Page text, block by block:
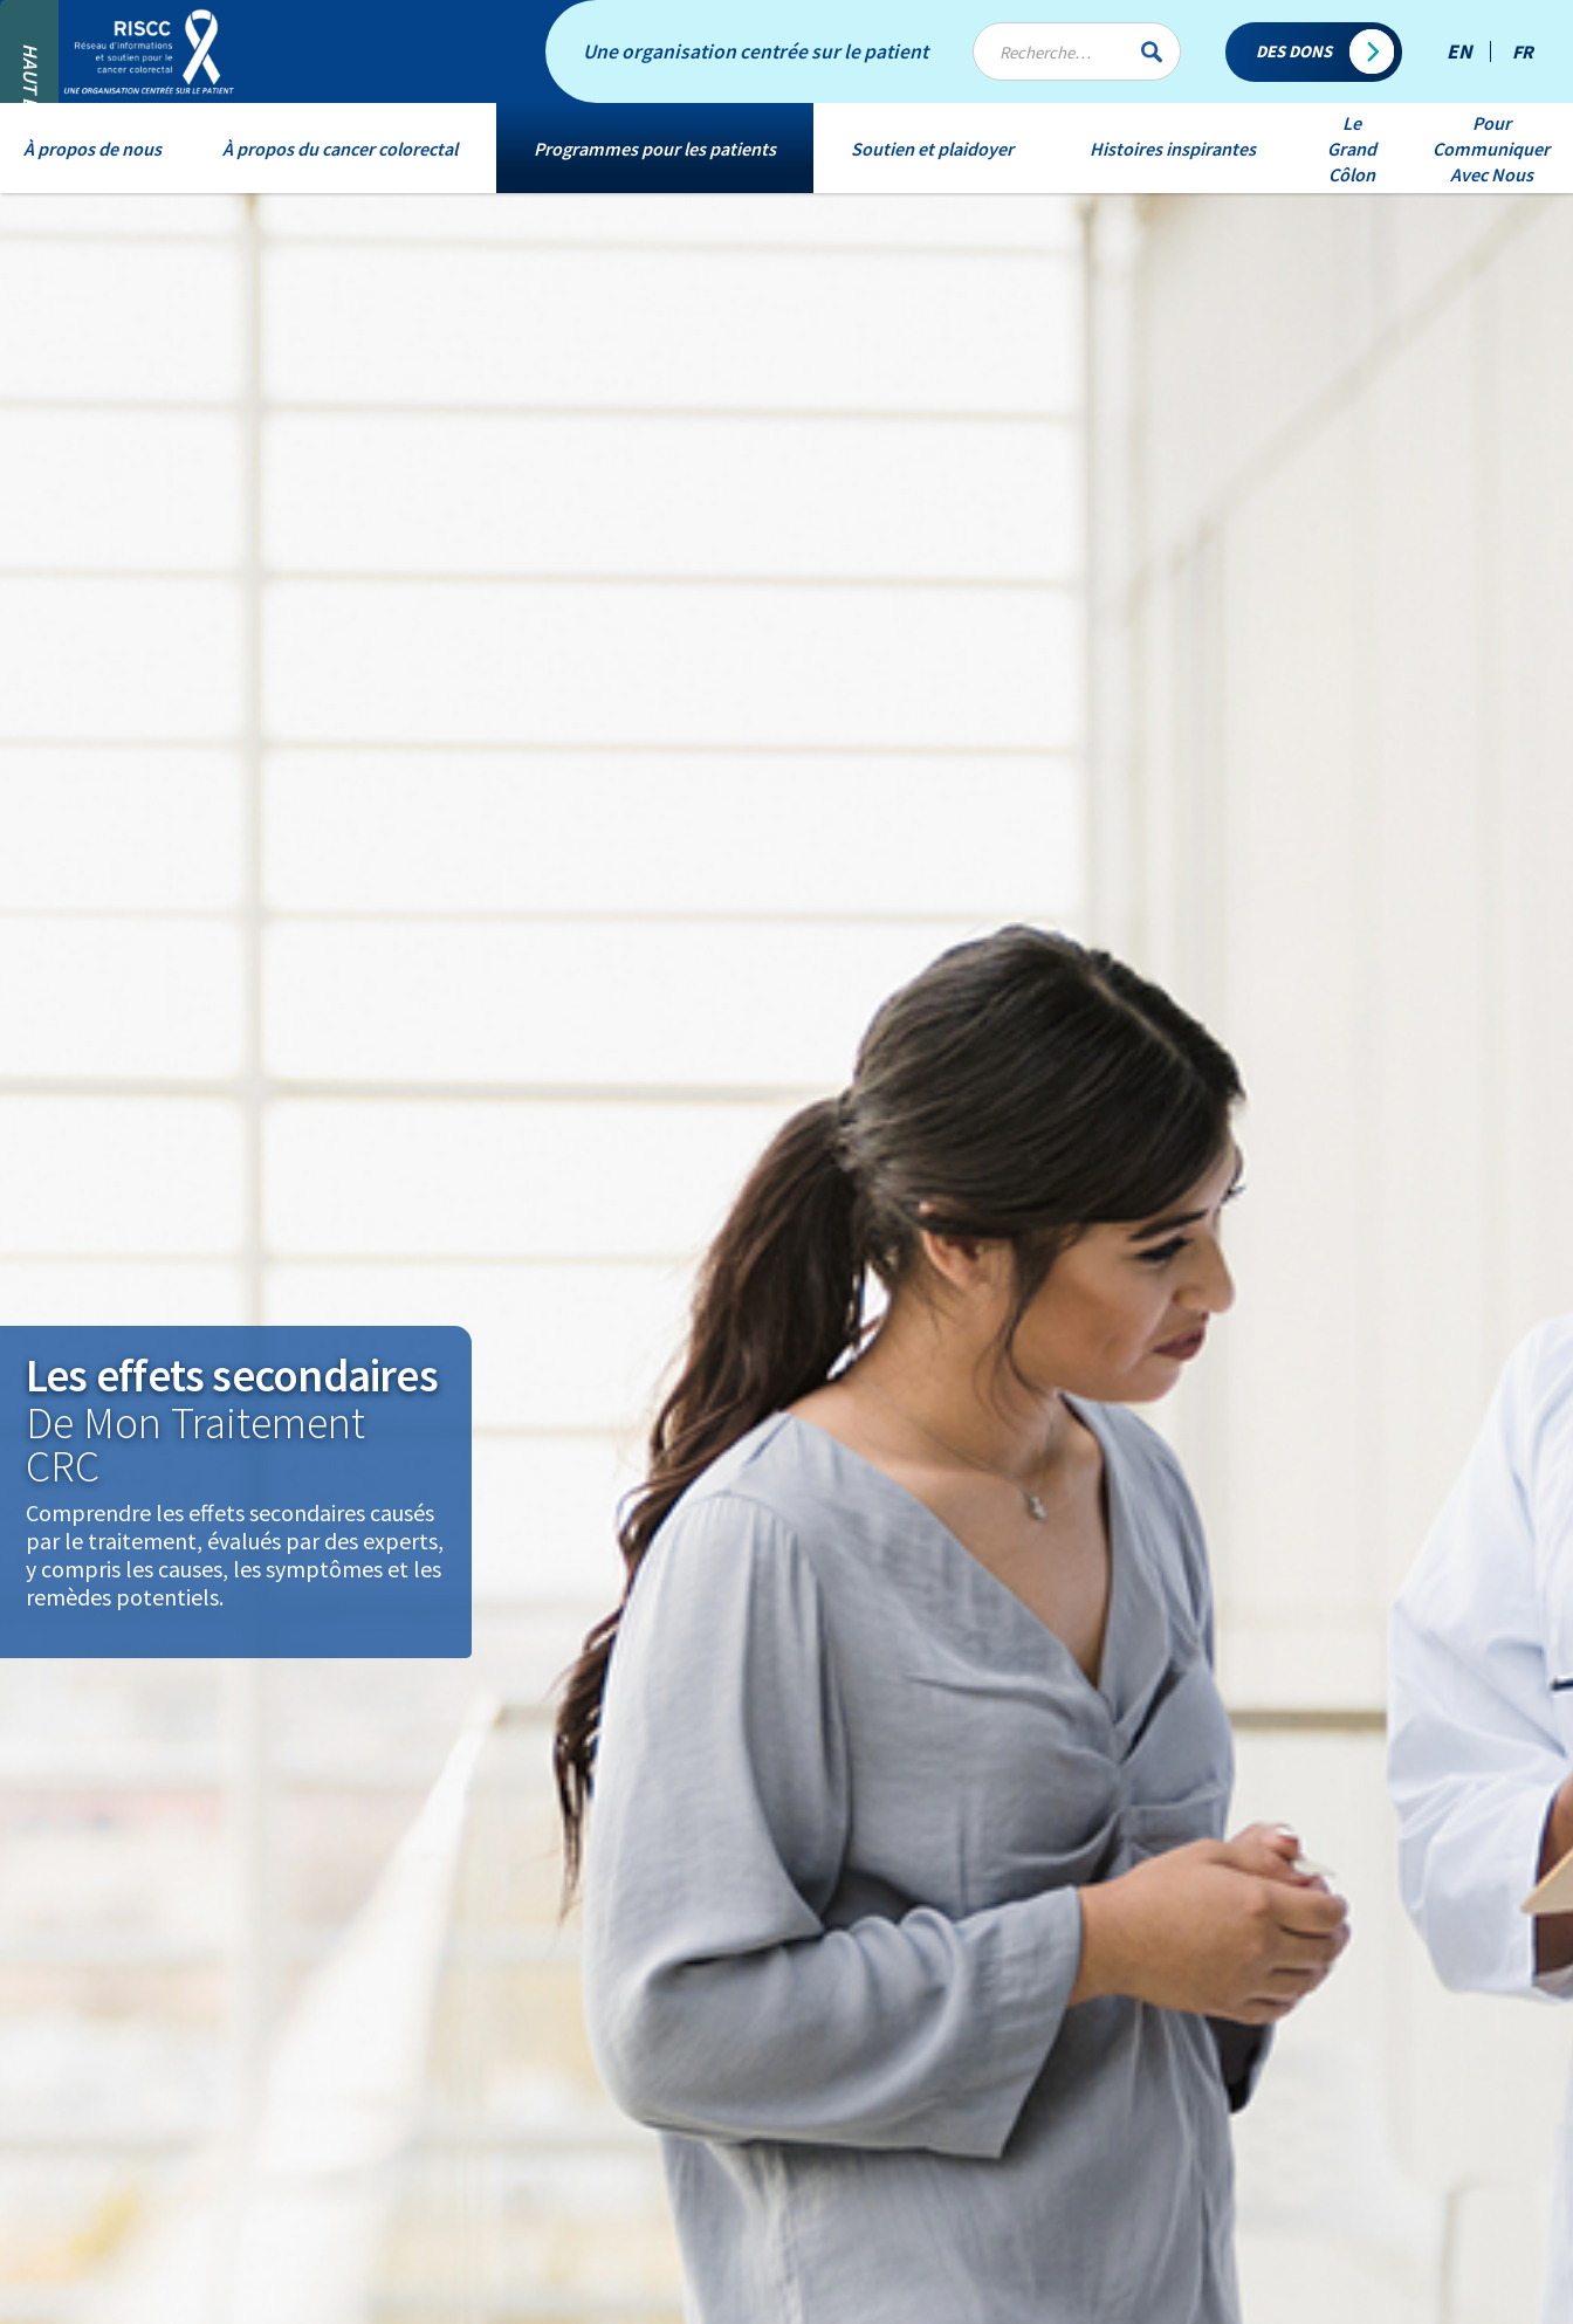
HAUT DE PAGE Une organisation centrée sur le patient DES DONS EN FR
À propos de nous À propos du cancer colorectal Programmes pour les patients Soutien et plaidoyer Histoires inspirantes
Le
Grand
Côlon
Pour
Communiquer
Avec Nous
Les effets secondaires
De Mon Traitement
CRC
Comprendre les effets secondaires causés
par le traitement, évalués par des experts,
y compris les causes, les symptômes et les
remèdes potentiels.